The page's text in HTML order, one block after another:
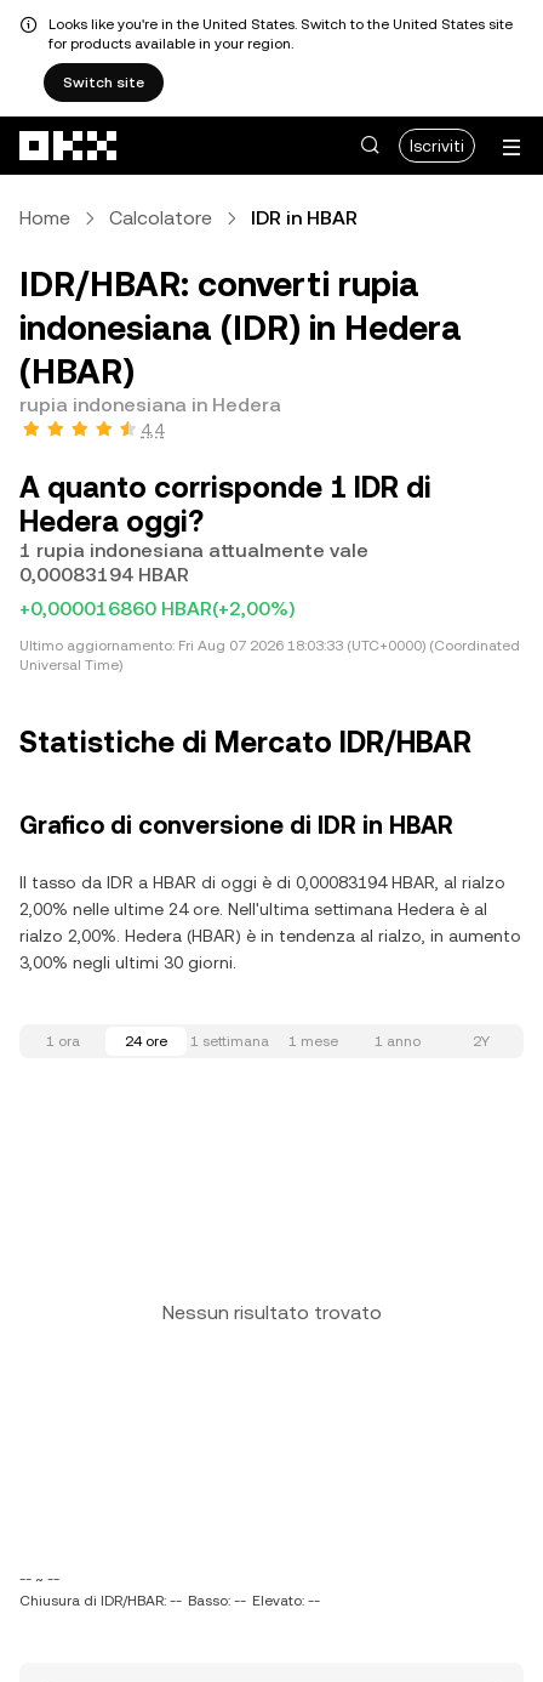
Looks like you're in the United States. Switch to the United States site
for products available in your region.
Switch site
Iscriviti
Home Calcolatore IDR in HBAR
IDR/HBAR: converti rupia
indonesiana (IDR) in Hedera
(HBAR)
rupia indonesiana in Hedera
4,4
A quanto corrisponde 1 IDR di
Hedera oggi?
1 rupia indonesiana attualmente vale
0,00083194 HBAR
+0,000016860 HBAR(+2,00%)
Ultimo aggiornamento: Fri Aug 07 2026 18:03:33 (UTC+0000) (Coordinated
Universal Time)
Statistiche di Mercato IDR/HBAR
Grafico di conversione di IDR in HBAR
Il tasso da IDR a HBAR di oggi è di 0,00083194 HBAR, al rialzo
2,00% nelle ultime 24 ore. Nell'ultima settimana Hedera è al
rialzo 2,00%. Hedera (HBAR) è in tendenza al rialzo, in aumento
3,00% negli ultimi 30 giorni.
1 ora 24 ore 1 settimana 1 mese 1 anno 2Y
Nessun risultato trovato
-- ~ --
Chiusura di IDR/HBAR: -- Basso: -- Elevato: --